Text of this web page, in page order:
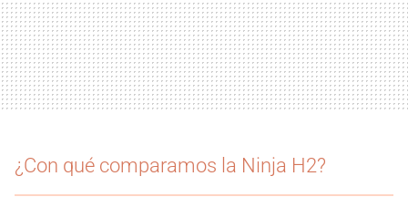
¿Con qué comparamos la Ninja H2?